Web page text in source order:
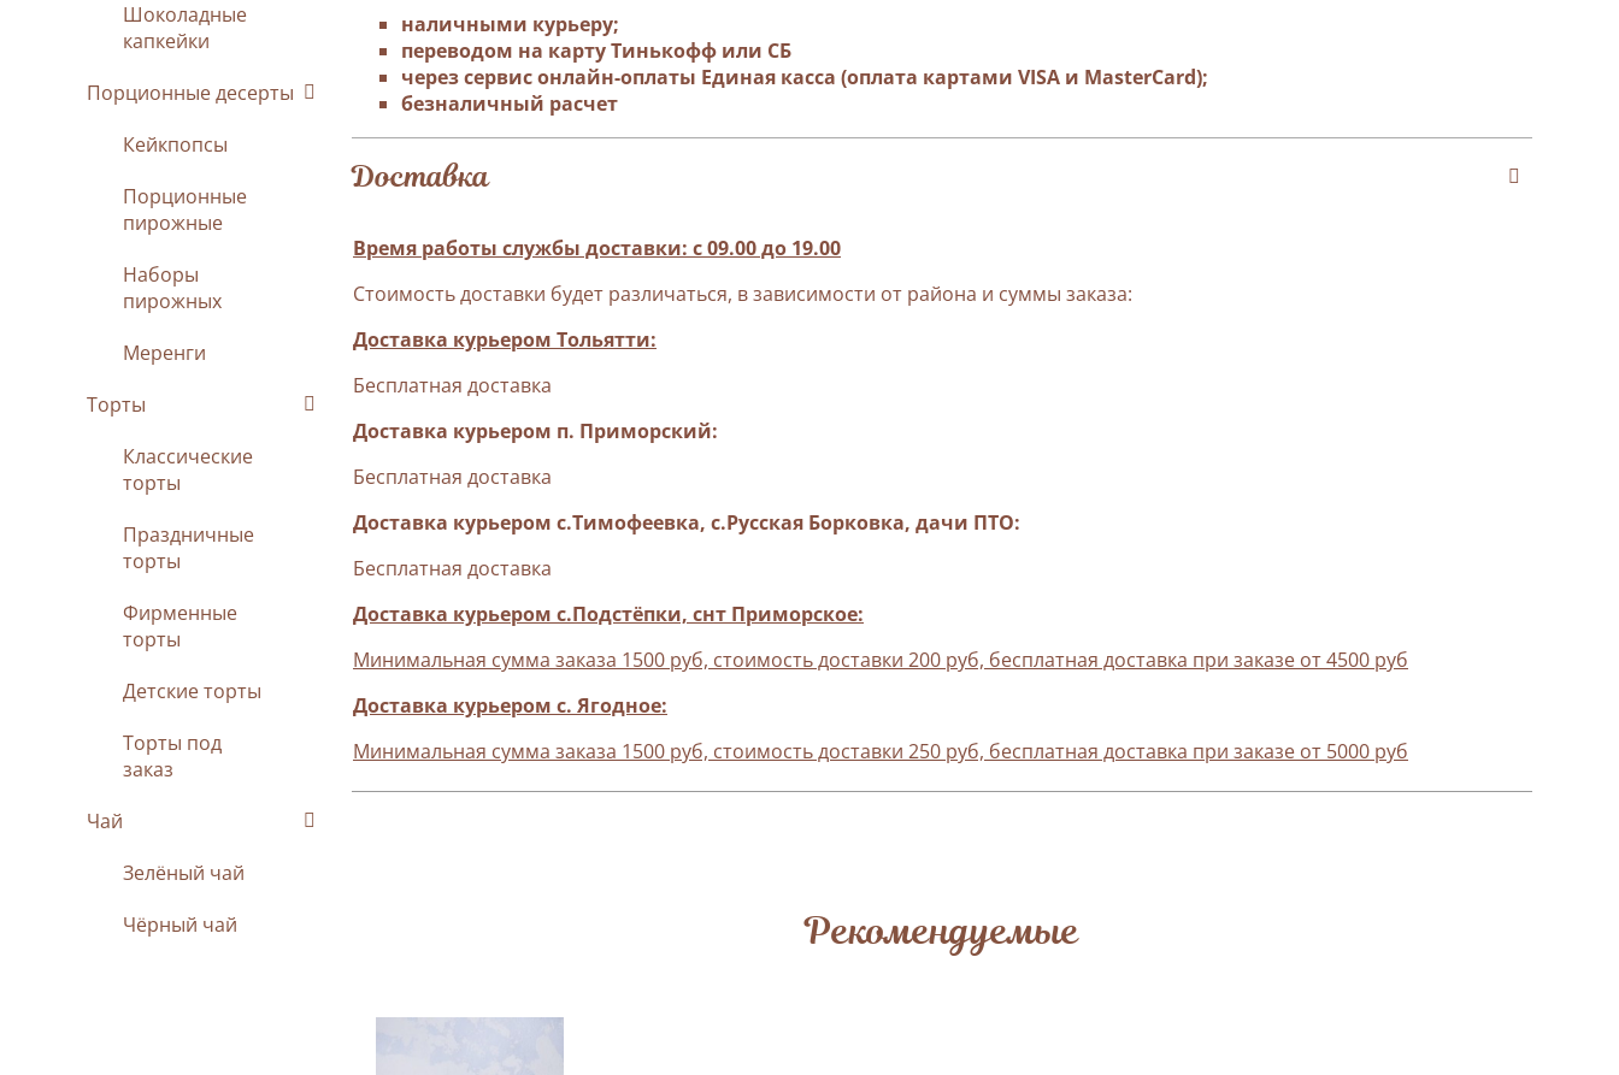
Шоколадные
капкейки
Порционные десерты
Кейкпопсы
Порционные
пирожные
Наборы
пирожных
Меренги
Торты
Классические
торты
Праздничные
торты
Фирменные
торты
Детские торты
Торты под
заказ
Чай
Зелёный чай
Чёрный чай
наличными курьеру;
переводом на карту Тинькофф или СБ
через сервис онлайн-оплаты Единая касса (оплата картами VISA и MasterCard);
безналичный расчет
Доставка
Время работы службы доставки: с 09.00 до 19.00
Стоимость доставки будет различаться, в зависимости от района и суммы заказа:
Доставка курьером Тольятти:
Бесплатная доставка
Доставка курьером п. Приморский:
Бесплатная доставка
Доставка курьером с.Тимофеевка, с.Русская Борковка, дачи ПТО:
Бесплатная доставка
Доставка курьером с.Подстёпки, снт Приморское:
Минимальная сумма заказа 1500 руб, стоимость доставки 200 руб, бесплатная доставка при заказе от 4500 руб
Доставка курьером с. Ягодное:
Минимальная сумма заказа 1500 руб, стоимость доставки 250 руб, бесплатная доставка при заказе от 5000 руб
Рекомендуемые